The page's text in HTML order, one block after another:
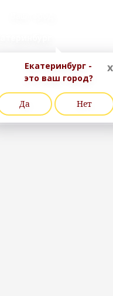
x
Екатеринбург -
это ваш город?
Да Нет